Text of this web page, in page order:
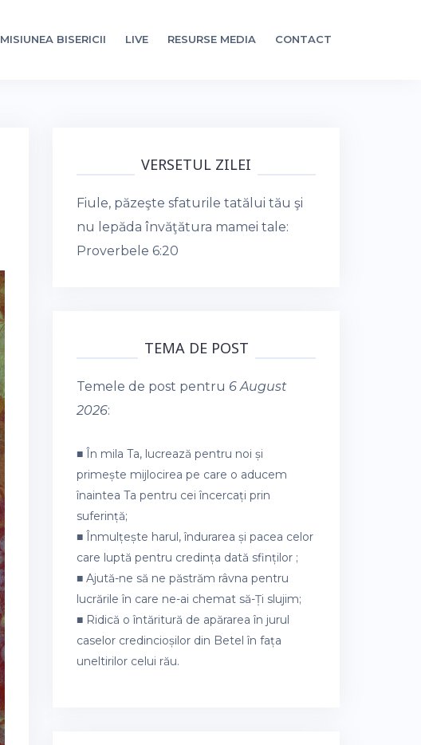
MISIUNEA BISERICII LIVE RESURSE MEDIA CONTACT
VERSETUL ZILEI
Fiule, păzeşte sfaturile tatălui tău şi
nu lepăda învăţătura mamei tale:
Proverbele 6:20
TEMA DE POST
Temele de post pentru 6 August
2026:
■ În mila Ta, lucrează pentru noi și
primește mijlocirea pe care o aducem
înaintea Ta pentru cei încercați prin
suferință;
■ Înmulțește harul, îndurarea și pacea celor
care luptă pentru credința dată sfinților ;
■ Ajută-ne să ne păstrăm râvna pentru
lucrările în care ne-ai chemat să-Ți slujim;
■ Ridică o întăritură de apărarea în jurul
caselor credincioșilor din Betel în fața
uneltirilor celui rău.